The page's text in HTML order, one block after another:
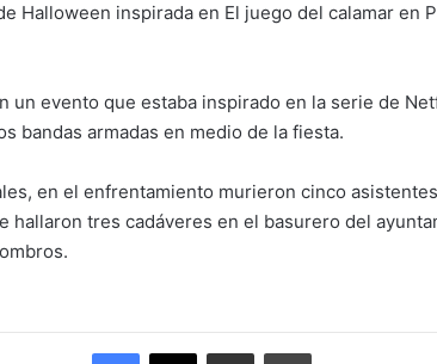
Halloween inspirada en El juego del calamar en
un evento que estaba inspirado en la serie de
bandas armadas en medio de la fiesta.
en el enfrentamiento murieron cinco
hallaron tres cadáveres en el basurero del
Facebook
X Enviar vía email Imprimir